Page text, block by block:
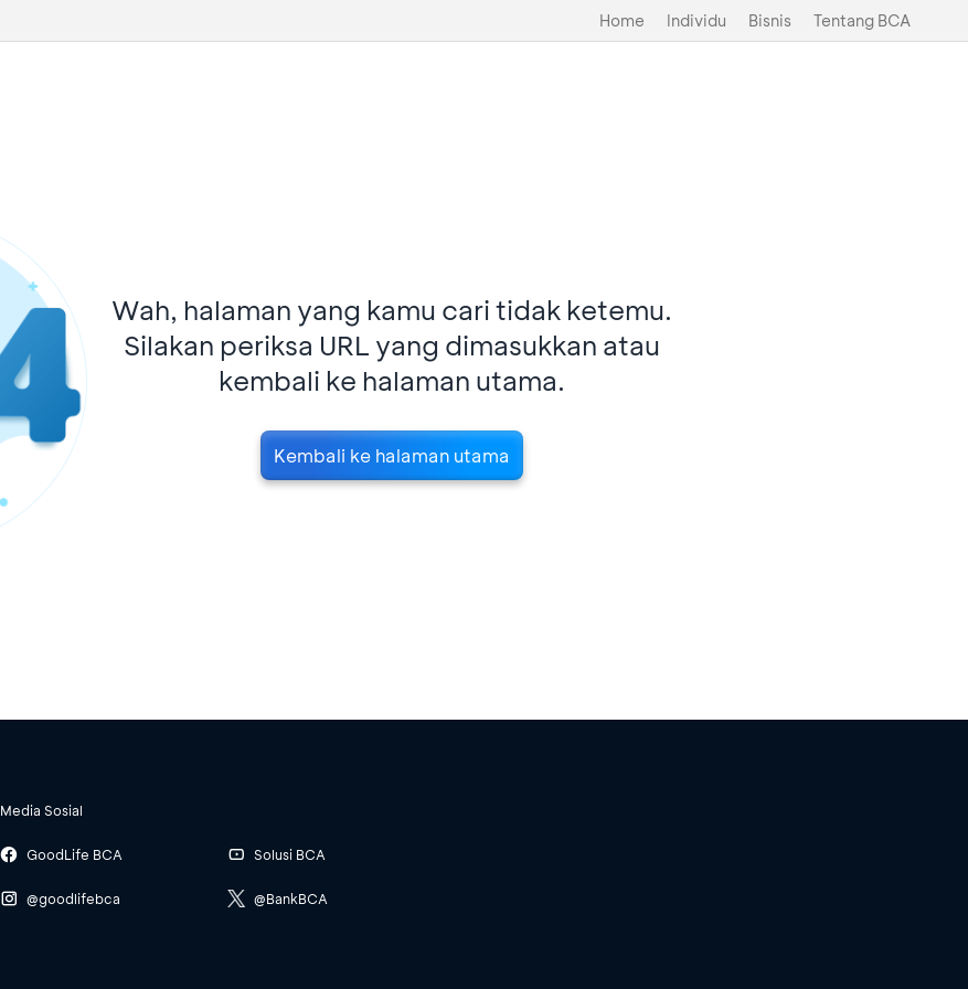
Home Individu Bisnis Tentang BCA
Wah, halaman yang kamu cari tidak ketemu.
Silakan periksa URL yang dimasukkan atau
kembali ke halaman utama.
Kembali ke halaman utama
Media Sosial
GoodLife BCA
@goodlifebca
Solusi BCA
@BankBCA